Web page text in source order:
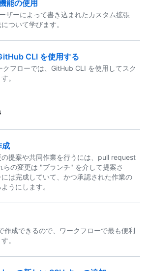
能の使用
ザーによって書き込まれたカスタム拡張
ついて学びます。
CLI を使用する
フローでは、GitHub CLI を使用してスク
。
の提案や共同作業を行うには、pull request
らの変更は "ブランチ" を介して提案さ
は完成していて、かつ承認された作業の
うにします。
作成できるので、ワークフローで最も便利
。